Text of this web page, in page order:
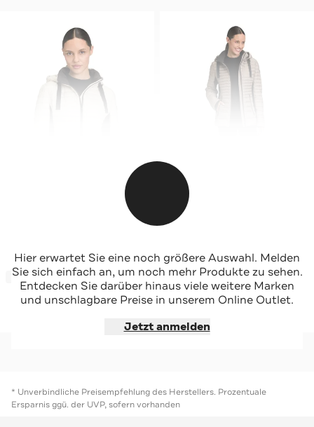
GIL BRET
Light-Steppjacke beige
-35%*
Jetzt shoppen
GIL BRET
Light-Steppjacke taupe
-35%*
Jetzt shoppen
Hier erwartet Sie eine noch größere Auswahl. Melden
Sie sich einfach an, um noch mehr Produkte zu sehen.
Entdecken Sie darüber hinaus viele weitere Marken
und unschlagbare Preise in unserem Online Outlet.
Jetzt anmelden
* Unverbindliche Preisempfehlung des Herstellers. Prozentuale
Ersparnis ggü. der UVP, sofern vorhanden